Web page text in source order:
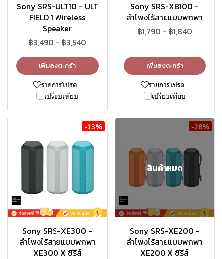
Sony SRS-ULT10 - ULT
FIELD 1 Wireless
Speaker
฿3,490 - ฿3,540
เพิ่มลงตะกร้า
รายการโปรด
เปรียบเทียบ
Sony SRS-XB100 -
ลำโพงไร้สายแบบพกพา
฿1,790 - ฿1,840
เพิ่มลงตะกร้า
รายการโปรด
เปรียบเทียบ
-13%
Sony SRS-XE300 -
ลำโพงไร้สายแบบพกพา
XE300 X ซีรีส์
-28%
สินค้าหมด
Sony SRS-XE200 -
ลำโพงไร้สายแบบพกพา
XE200 X ซีรีส์